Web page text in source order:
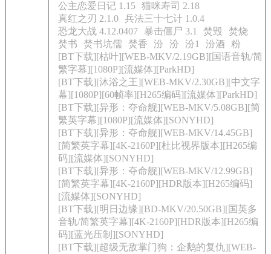
公主恋爱日记 1.15 猫咪寿司 2.18
真红之刃 2.1.0 兵法三十七计 1.0.4
恐龙大战 4.12.0407
暴击僵尸 3.1 焚毁
焚烧
焚书
焚书坑儒 焚香 汾 汾 汾1 汾酒
粉
[BT下载][枯叶][WEB-MKV/2.19GB][国语音轨/简
繁字幕][1080P][流媒体][ParkHD]
[BT下载][沐浴之王][WEB-MKV/2.30GB][中文字
幕][1080P][60帧率][H265编码][流媒体][ParkHD]
[BT下载][异形：夺命舰][WEB-MKV/5.08GB][简
繁英字幕][1080P][流媒体][SONYHD]
[BT下载][异形：夺命舰][WEB-MKV/14.45GB]
[简繁英字幕][4K-2160P][杜比视界版本][H265编
码][流媒体][SONYHD]
[BT下载][异形：夺命舰][WEB-MKV/12.99GB]
[简繁英字幕][4K-2160P][HDR版本][H265编码]
[流媒体][SONYHD]
[BT下载][明日边缘][BD-MKV/20.50GB][国英多
音轨/简繁英字幕][4K-2160P][HDR版本][H265编
码][蓝光压制][SONYHD]
[BT下载][超级无敌掌门狗：企鹅的复仇][WEB-